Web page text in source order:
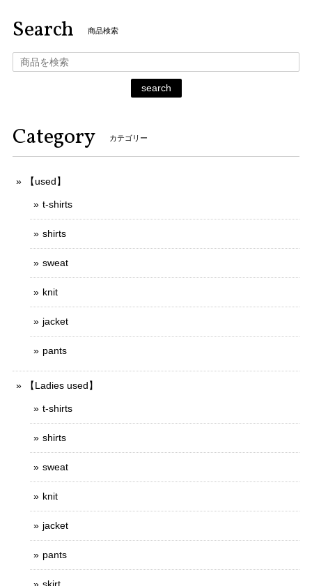
Search 商品検索
search
Category カテゴリー
【used】
t-shirts
shirts
sweat
knit
jacket
pants
【Ladies used】
t-shirts
shirts
sweat
knit
jacket
pants
skirt